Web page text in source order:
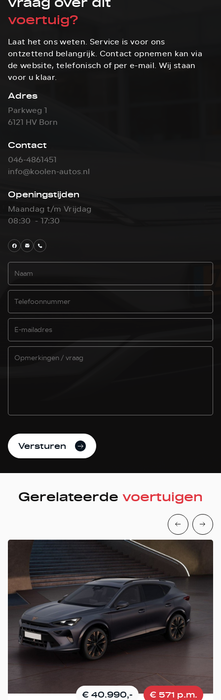
voertuig?
Laat het ons weten. Service is voor ons
ontzettend belangrijk. Contact opnemen kan via
de website, telefonisch of per e-mail. Wij staan
voor u klaar.
Adres
Parkweg 1
6121 HV Born
Contact
046-4861451
info@koolen-autos.nl
Openingstijden
Maandag t/m Vrijdag
08:30 - 17:30
Versturen
Gerelateerde voertuigen
€ 40.990,- € 571 p.m.